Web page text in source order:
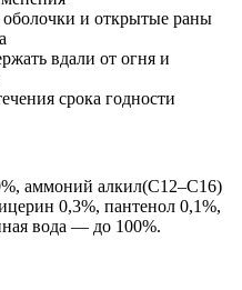
и открытые раны
вдали от огня и
срока годности
аммоний алкил(C12–C16)
0,3%, пантенол 0,1%,
вода — до 100%.